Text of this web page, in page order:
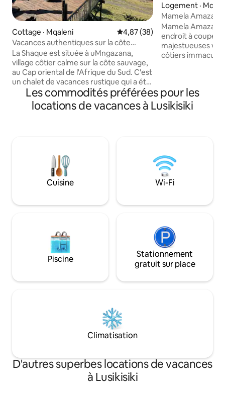
Cottage · Mqaleni Note moyenne de 4,87 sur 5,
4,87 (38)
Vacances authentiques sur la côte
sauvage à La Shaque
La Shaque est située à uMngazana,
village côtier calme sur la côte sauvage,
au Cap oriental de l'Afrique du Sud. C'est
un chalet de vacances rustique qui a été
construit à la main avec l'aide de Wilson
et Ivy (qui travaillent au chalet tous les
jours) et d'autres habitants de Xhosa.
sentiers côtiers, de la baignade en mer,
de la détente sur la terrasse ou de la
sieste de l'après-midi. Veuillez lire
attentivement et intégralement le
Logement ·
Mamela Amaza
chalet
Mamela Amaza
endroit à couper
majestueuses
côtiers
rural est une
aimons - super
exquise. C'est le
permet de
souvenirs en
Les commodités préférées pour les
locations de vacances à Lusikisiki
Cuisine Wi-Fi
Piscine
Stationnement
gratuit sur place
Climatisation
D'autres superbes locations de vacances
à Lusikisiki